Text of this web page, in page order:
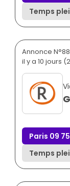
Temps
Annonce
il y a 10 jours
Paris 09
Temps